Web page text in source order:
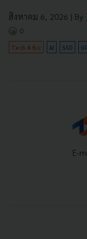
สิงหาคม 6, 2026 | By
0
Tech & Biz AI SSD
E-